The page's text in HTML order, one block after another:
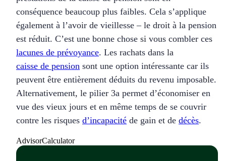
conséquence beaucoup plus faibles. Cela s’applique
également à l’avoir de vieillesse – le droit à la pension
est réduit. C’est une bonne chose si vous combler ces
lacunes de prévoyance. Les rachats dans la
caisse de pension sont une option intéressante car ils
peuvent être entièrement déduits du revenu imposable.
Alternativement, le pilier 3a permet d’économiser en
vue des vieux jours et en même temps de se couvrir
contre les risques d’incapacité de gain et de décès.
AdvisorCalculator